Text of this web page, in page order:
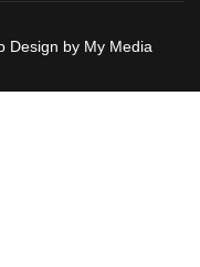
Design by My Media